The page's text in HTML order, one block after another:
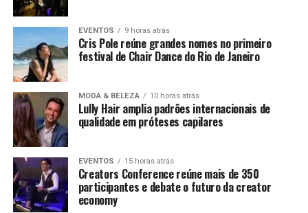
EVENTOS 9 horas atrás
Cris Pole reúne grandes nomes no primeiro
festival de Chair Dance do Rio de Janeiro
MODA & BELEZA 10 horas atrás
Lully Hair amplia padrões internacionais de
qualidade em próteses capilares
EVENTOS 15 horas atrás
Creators Conference reúne mais de 350
participantes e debate o futuro da creator
economy